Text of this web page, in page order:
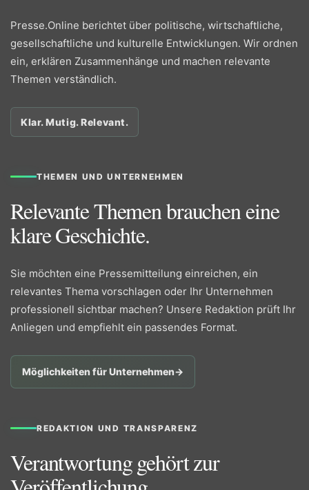
Presse.Online berichtet über politische, wirtschaftliche,
gesellschaftliche und kulturelle Entwicklungen. Wir ordnen
ein, erklären Zusammenhänge und machen relevante
Themen verständlich.
Klar. Mutig. Relevant.
THEMEN UND UNTERNEHMEN
Relevante Themen brauchen eine
klare Geschichte.
Sie möchten eine Pressemitteilung einreichen, ein
relevantes Thema vorschlagen oder Ihr Unternehmen
professionell sichtbar machen? Unsere Redaktion prüft Ihr
Anliegen und empfiehlt ein passendes Format.
Möglichkeiten für Unternehmen→
REDAKTION UND TRANSPARENZ
Verantwortung gehört zur